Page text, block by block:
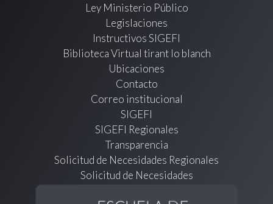
Ley Ministerio Público
Legislaciones
Instructivos SIGEFI
Biblioteca Virtual tirant lo blanch
Ubicaciones
Contacto
Correo institucional
SIGEFI
SIGEFI Regionales
Transparencia
Solicitud de Necesidades Regionales
Solicitud de Necesidades